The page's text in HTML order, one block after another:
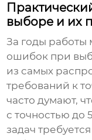
выборе и их
За годы
ошибок при
из самых
требований к
часто думают,
с точностью до
задач